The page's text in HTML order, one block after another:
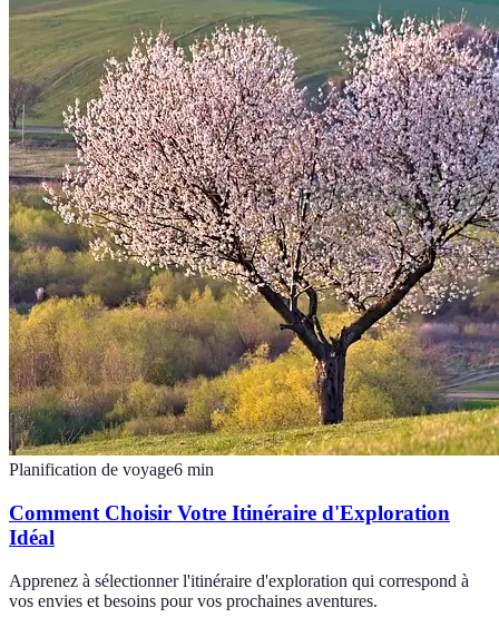
Planification de voyage6 min
Comment Choisir Votre Itinéraire d'Exploration
Idéal
Apprenez à sélectionner l'itinéraire d'exploration qui correspond à
vos envies et besoins pour vos prochaines aventures.